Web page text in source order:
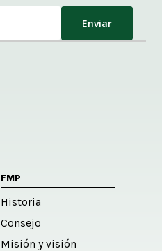
FMP
Historia
Consejo
Misión y visión